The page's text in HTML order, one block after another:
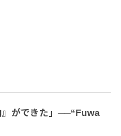
』ができた」──“Fuwa